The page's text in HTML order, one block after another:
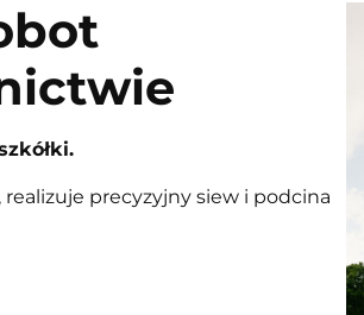
precyzyjny siew i podcina